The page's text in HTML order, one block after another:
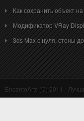
Как сохранить объект
Модификатор VRay
3ds Max с нуля, стены
EncantoArts (C) 2011 -